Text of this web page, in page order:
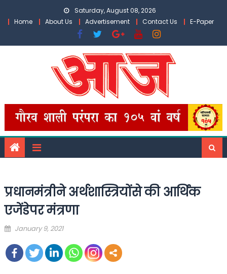
Saturday, August 08, 2026
Home
About Us Advertisement Contact Us E-Paper
प्रधानमंत्रीने अर्थशास्त्रियोंसे की आर्थिक
एजेंडेपर मंत्रणा
Posted
January 9, 2021